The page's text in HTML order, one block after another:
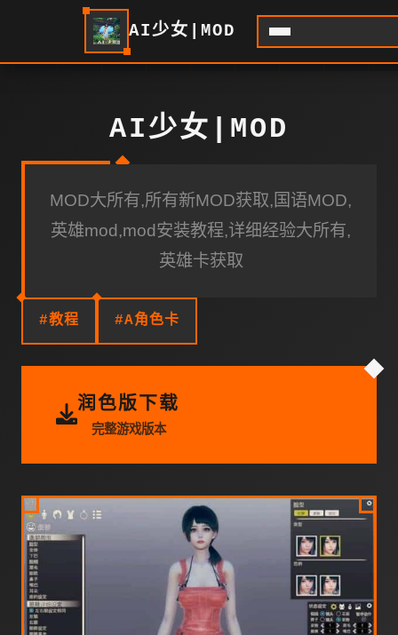
AI少女|MOD
AI少女|MOD
MOD大所有,所有新MOD获取,国语MOD,
英雄mod,mod安装教程,详细经验大所有,
英雄卡获取
#教程 #A角色卡
润色版下载
完整游戏版本